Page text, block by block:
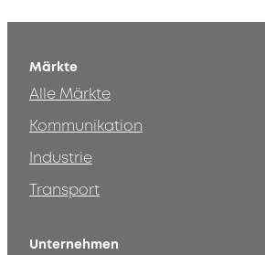
Märkte
Alle Märkte
Kommunikation
Industrie
Transport
Unternehmen